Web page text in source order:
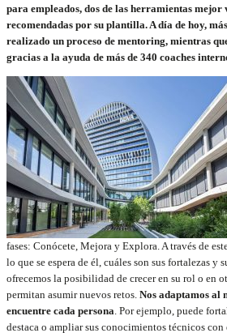
para empleados, dos de las herramientas mejor
recomendadas por su plantilla. A día de hoy,
realizado un proceso de mentoring, mientras
gracias a la ayuda de más de 340 coaches
fases: Conócete, Mejora y Explora. A través de
lo que se espera de él, cuáles son sus fortalezas y
ofrecemos la posibilidad de crecer en su rol o en
permitan asumir nuevos retos. Nos adaptamos al
encuentre cada persona. Por ejemplo, puede
destaca o ampliar sus conocimientos técnicos